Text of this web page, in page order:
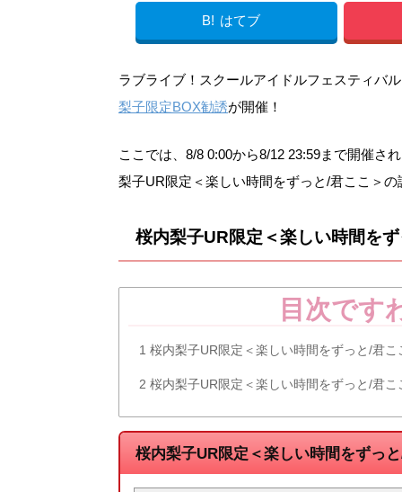
B! はてブ
ラブライブ！スクールアイドルフェスティバ
梨子限定BOX勧誘が開催！
ここでは、8/8 0:00から8/12 23:59まで開催さ
梨子UR限定＜楽しい時間をずっと/君ここ＞
桜内梨子UR限定＜楽しい時間を
目次です
1 桜内梨子UR限定＜楽しい時間をずっと/君こ
2 桜内梨子UR限定＜楽しい時間をずっと/君
桜内梨子UR限定＜楽しい時間をずっ